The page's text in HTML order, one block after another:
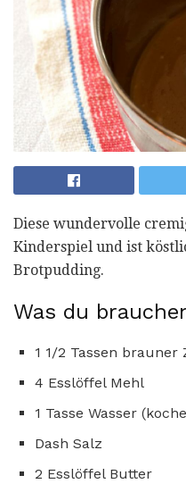
Diese wundervolle
Kinderspiel und ist
Brotpudding.
Was du
1 1/2 Tassen
4 Esslöffel Mehl
1 Tasse Wasser
Dash Salz
2 Esslöffel Butter